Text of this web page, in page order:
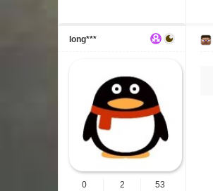
long***
0 2 53